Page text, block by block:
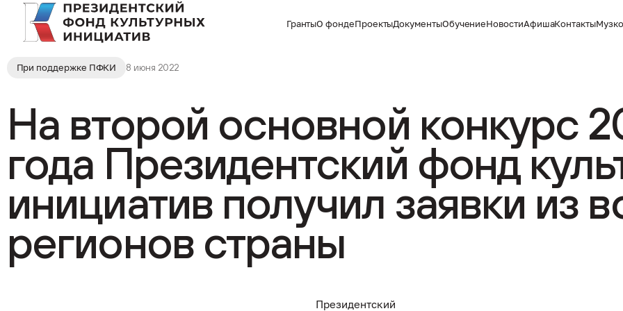
ГрантыО фондеПроектыДокументыОбучениеНовостиАфишаКонтакты
При поддержке ПФКИ 8 июня 2022
На второй основной конкурс
года Президентский фонд
инициатив получил заявки из
регионов страны
Президентский